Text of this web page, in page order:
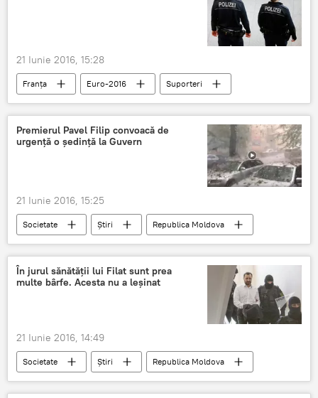
21 Iunie 2016, 15:28
Franța Euro-2016
Suporteri
Poliție
forțe de ordine
Premierul Pavel Filip convoacă de
urgenţă o şedinţă la Guvern
21 Iunie 2016, 15:25
Societate Știri
Republica Moldova
Guvern
Moldova
ploi
inundaţii
grindină
Pavel filip
calamităţi
În jurul sănătăţii lui Filat sunt prea
multe bârfe. Acesta nu a leşinat
21 Iunie 2016, 14:49
Societate Știri
Republica Moldova
În instanţa continuă examinarea în fond a dosarului Filat